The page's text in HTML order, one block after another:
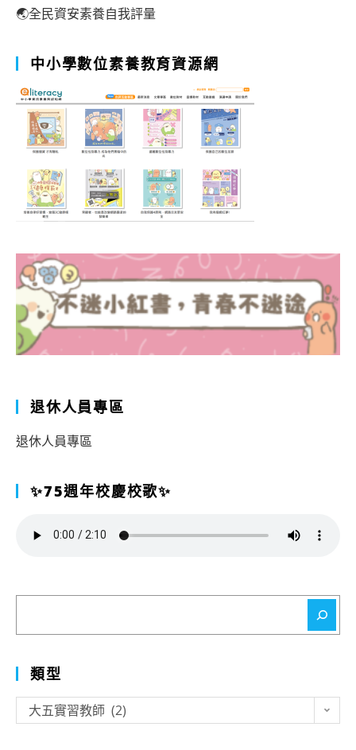
🌏全民資安素養自我評量
中小學數位素養教育資源網
退休人員專區
退休人員專區
✨75週年校慶校歌✨
類型
型
大五實習教師 (2)